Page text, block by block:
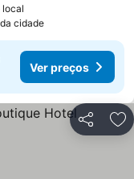
local
cidade
Ver preços
Partilhar